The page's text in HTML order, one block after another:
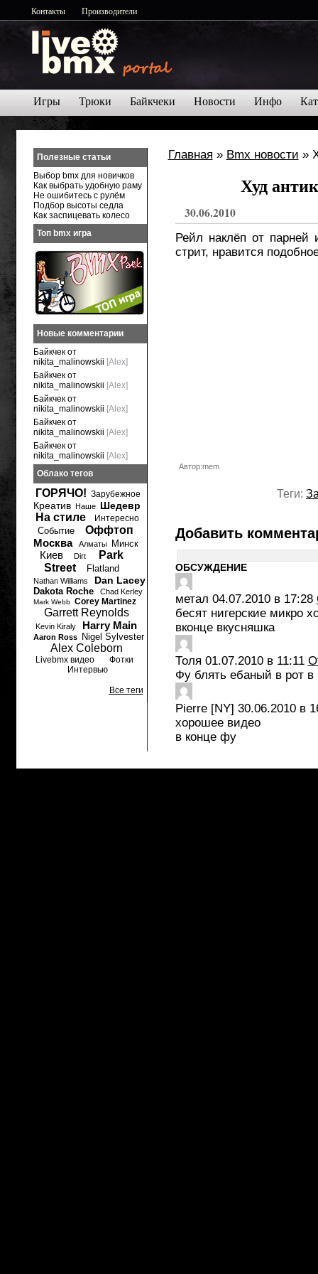
Контакты Производители
Игры Трюки Байкчеки Новости Инфо
Главная » Bmx новости »
Худ
30.06.2010
Рейл наклёп от парней
стрит, нравится
Автор:mem
Теги:
Добавить
ОБСУЖДЕНИЕ
метал 04.07.2010 в 17:28
бесят нигерские микро
вконце вкусняшка
Толя 01.07.2010 в 11:11
Фу блять ебаный в рот в
Pierre [NY] 30.06.2010 в
хорошее видео
в конце фу
Полезные статьи
Выбор bmx для новичков
Как выбрать удобную раму
Не ошибитесь с рулём
Подбор высоты седла
Как заспицевать колесо
Топ bmx игра
Новые комментарии
Байкчек от
nikita_malinowskii [Alex]
Байкчек от
nikita_malinowskii [Alex]
Байкчек от
nikita_malinowskii [Alex]
Байкчек от
nikita_malinowskii [Alex]
Байкчек от
nikita_malinowskii [Alex]
Облако тегов
ГОРЯЧО! Зарубежное
Креатив Наше Шедевр
На стиле Интересно
Событие
Оффтоп
Москва
Алматы Минск
Киев Dirt
Park
Street
Flatland
Nathan Williams Dan Lacey
Dakota Roche Chad Kerley
Mark Webb Corey Martinez
Garrett Reynolds
Kevin Kiraly Harry Main
Aaron Ross Nigel Sylvester
Alex Coleborn
Livebmx видео
Фотки
Интервью
Все теги